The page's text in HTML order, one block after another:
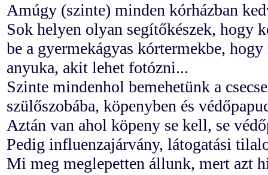
Amúgy (szinte) minden kórházban
Sok helyen olyan segítőkészek, hogy
be a gyermekágyas kórtermekbe,
anyuka, akit lehet fotózni...
Szinte mindenhol bemehetünk a
szülőszobába, köpenyben és
Aztán van ahol köpeny se kell, se
Pedig influenzajárvány, látogatási
Mi meg meglepetten állunk, mert azt